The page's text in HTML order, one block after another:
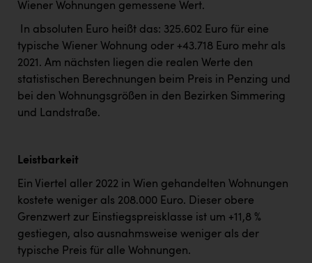
Wiener Wohnungen gemessene Wert.
In absoluten Euro heißt das: 325.602 Euro für eine
typische Wiener Wohnung oder +43.718 Euro mehr als
2021. Am nächsten liegen die realen Werte den
statistischen Berechnungen beim Preis in Penzing und
bei den Wohnungsgrößen in den Bezirken Simmering
und Landstraße.
Leistbarkeit
Ein Viertel aller 2022 in Wien gehandelten Wohnungen
kostete weniger als 208.000 Euro. Dieser obere
Grenzwert zur Einstiegspreisklasse ist um +11,8 %
gestiegen, also ausnahmsweise weniger als der
typische Preis für alle Wohnungen.